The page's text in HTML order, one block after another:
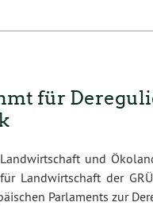
für
und
Landwirtschaft der
Parlaments zur